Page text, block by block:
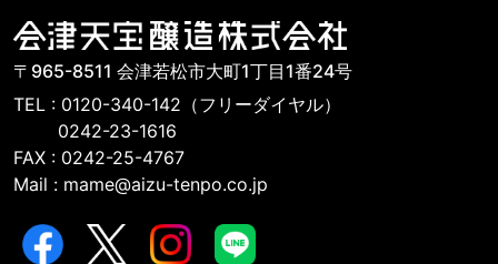
〒965-8511 会津若松市大町1丁目1番24号
TEL : 0120-340-142（フリーダイヤル）
0242-23-1616
FAX : 0242-25-4767
Mail : mame@aizu-tenpo.co.jp